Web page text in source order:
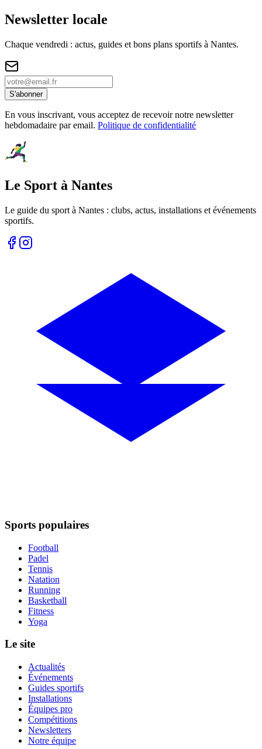
Newsletter locale
Chaque vendredi : actus, guides et bons plans sportifs à Nantes.
S'abonner
En vous inscrivant, vous acceptez de recevoir notre newsletter
hebdomadaire par email. Politique de confidentialité
Le Sport à Nantes
Le guide du sport à Nantes : clubs, actus, installations et événements
sportifs.
Sports populaires
Football
Padel
Tennis
Natation
Running
Basketball
Fitness
Yoga
Le site
Actualités
Événements
Guides sportifs
Installations
Équipes pro
Compétitions
Newsletters
Notre équipe